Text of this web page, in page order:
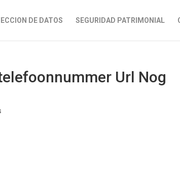
DE DATOS SEGURIDAD PATRIMONIAL
Url Nog